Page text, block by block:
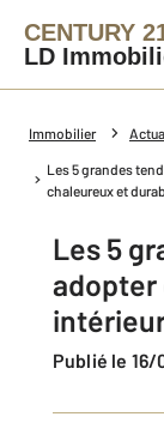
CENTURY
LD
Immobilier
Les 5 grandes
chaleureux et
Les 5
adopter
Publié le